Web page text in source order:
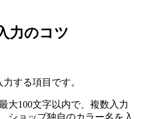
力のコツ
する項目です。
大100文字以内で、複数入力